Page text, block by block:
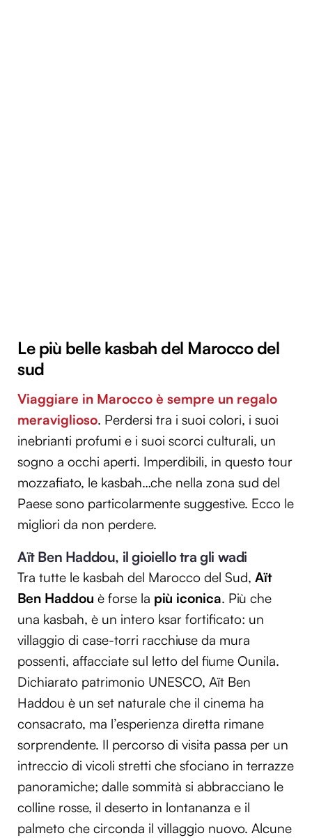
Le più belle kasbah del Marocco del
sud
Viaggiare in Marocco è sempre un regalo
meraviglioso. Perdersi tra i suoi colori, i suoi
inebrianti profumi e i suoi scorci culturali, un
sogno a occhi aperti. Imperdibili, in questo tour
mozzafiato, le kasbah…che nella zona sud del
Paese sono particolarmente suggestive. Ecco le
migliori da non perdere.
Aït Ben Haddou, il gioiello tra gli wadi
Tra tutte le kasbah del Marocco del Sud, Aït
Ben Haddou è forse la più iconica. Più che
una kasbah, è un intero ksar fortificato: un
villaggio di case-torri racchiuse da mura
possenti, affacciate sul letto del fiume Ounila.
Dichiarato patrimonio UNESCO, Aït Ben
Haddou è un set naturale che il cinema ha
consacrato, ma l’esperienza diretta rimane
sorprendente. Il percorso di visita passa per un
intreccio di vicoli stretti che sfociano in terrazze
panoramiche; dalle sommità si abbracciano le
colline rosse, il deserto in lontananza e il
palmeto che circonda il villaggio nuovo. Alcune